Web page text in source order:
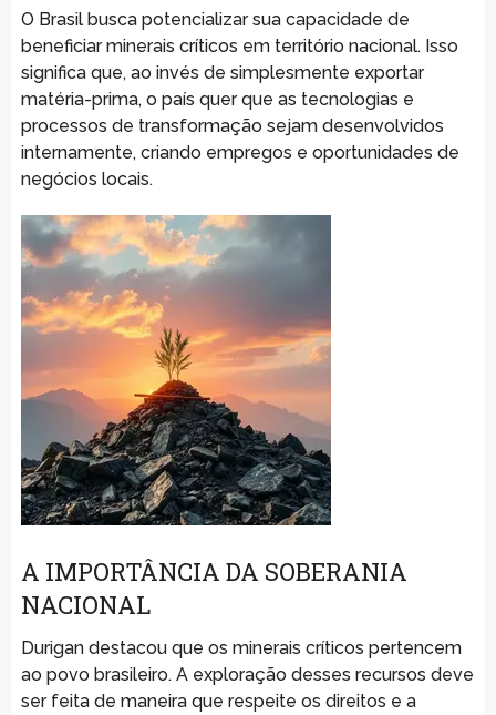
O Brasil busca potencializar sua capacidade de
beneficiar minerais críticos em território nacional. Isso
significa que, ao invés de simplesmente exportar
matéria-prima, o país quer que as tecnologias e
processos de transformação sejam desenvolvidos
internamente, criando empregos e oportunidades de
negócios locais.
A IMPORTÂNCIA DA SOBERANIA
NACIONAL
Durigan destacou que os minerais críticos pertencem
ao povo brasileiro. A exploração desses recursos deve
ser feita de maneira que respeite os direitos e a